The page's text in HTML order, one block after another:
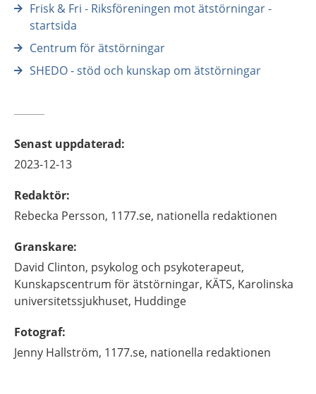
Frisk & Fri - Riksföreningen mot ätstörningar -
startsida
Centrum för ätstörningar
SHEDO - stöd och kunskap om ätstörningar
Senast uppdaterad:
2023-12-13
Redaktör:
Rebecka Persson, 1177.se, nationella redaktionen
Granskare:
David Clinton, psykolog och psykoterapeut,
Kunskapscentrum för ätstörningar, KÄTS, Karolinska
universitetssjukhuset, Huddinge
Fotograf:
Jenny Hallström, 1177.se, nationella redaktionen